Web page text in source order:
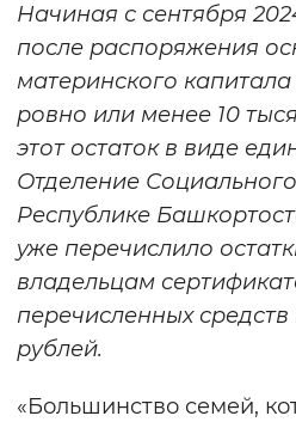
Включены
Начиная с сентября
после распоряжения
материнского
ровно или менее 10
этот остаток в виде
Отделение
Республике
уже перечислило
владельцам
перечисленных
рублей.
«Большинство семей,